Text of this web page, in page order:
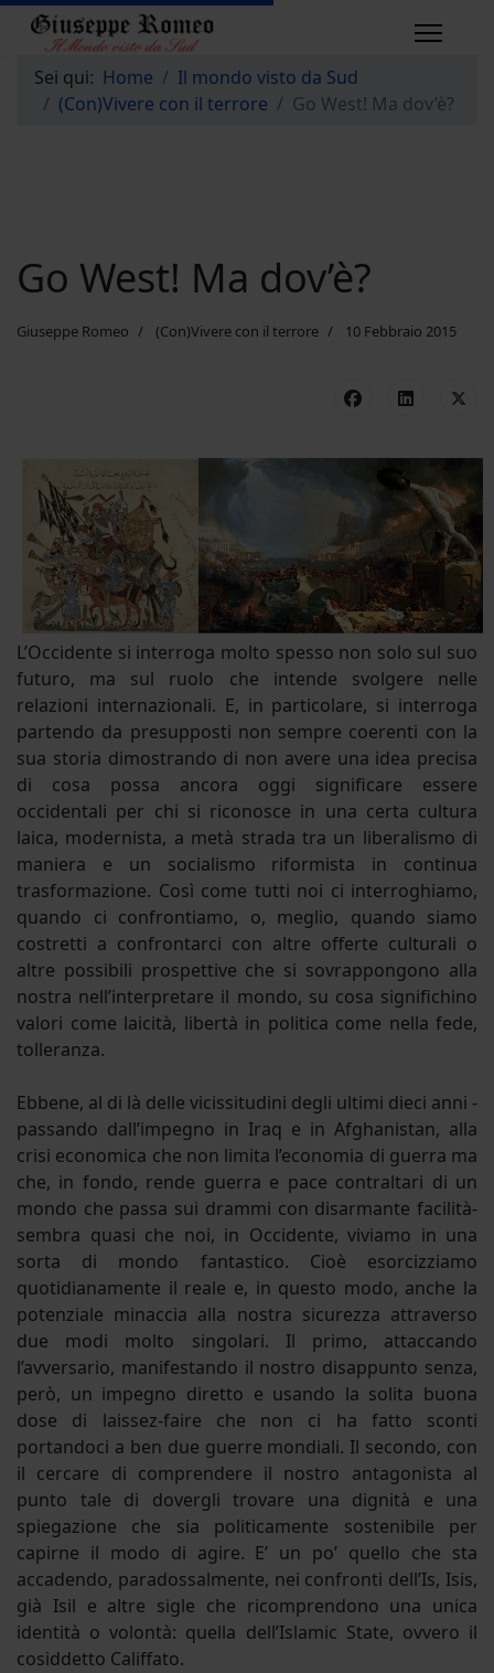
Sei qui: Home
Il mondo visto da Sud
(Con)Vivere con il terrore
Go West! Ma dov’è?
Go West! Ma dov’è?
Giuseppe Romeo (Con)Vivere con il terrore 10 Febbraio 2015
L’Occidente si interroga molto spesso non solo sul suo
futuro, ma sul ruolo che intende svolgere nelle
relazioni internazionali. E, in particolare, si interroga
partendo da presupposti non sempre coerenti con la
sua storia dimostrando di non avere una idea precisa
di cosa possa ancora oggi significare essere
occidentali per chi si riconosce in una certa cultura
laica, modernista, a metà strada tra un liberalismo di
maniera e un socialismo riformista in continua
trasformazione. Così come tutti noi ci interroghiamo,
quando ci confrontiamo, o, meglio, quando siamo
costretti a confrontarci con altre offerte culturali o
altre possibili prospettive che si sovrappongono alla
nostra nell’interpretare il mondo, su cosa significhino
valori come laicità, libertà in politica come nella fede,
tolleranza.
Ebbene, al di là delle vicissitudini degli ultimi dieci anni -
passando dall’impegno in Iraq e in Afghanistan, alla
crisi economica che non limita l’economia di guerra ma
che, in fondo, rende guerra e pace contraltari di un
mondo che passa sui drammi con disarmante facilità-
sembra quasi che noi, in Occidente, viviamo in una
sorta di mondo fantastico. Cioè esorcizziamo
quotidianamente il reale e, in questo modo, anche la
potenziale minaccia alla nostra sicurezza attraverso
due modi molto singolari. Il primo, attaccando
l’avversario, manifestando il nostro disappunto senza,
però, un impegno diretto e usando la solita buona
dose di laissez-faire che non ci ha fatto sconti
portandoci a ben due guerre mondiali. Il secondo, con
il cercare di comprendere il nostro antagonista al
punto tale di dovergli trovare una dignità e una
spiegazione che sia politicamente sostenibile per
capirne il modo di agire. E’ un po’ quello che sta
accadendo, paradossalmente, nei confronti dell’Is, Isis,
già Isil e altre sigle che ricomprendono una unica
identità o volontà: quella dell’Islamic State, ovvero il
cosiddetto Califfato.